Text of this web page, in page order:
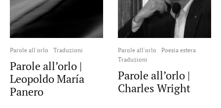
Parole all'orlo Traduzioni
Parole all’orlo |
Leopoldo María
Panero
Parole all'orlo
Poesia estera
Traduzioni
Parole all’orlo |
Charles Wright